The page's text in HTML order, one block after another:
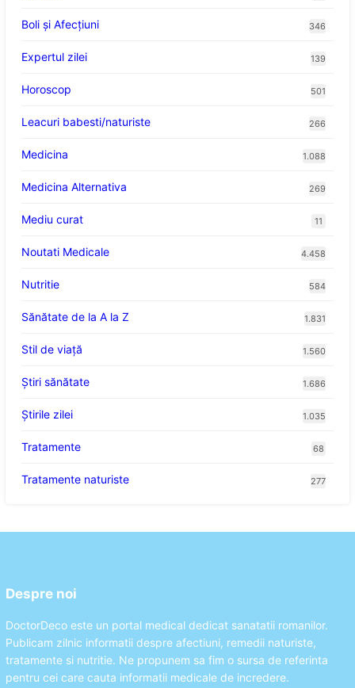
Boli și Afecțiuni 346
Expertul zilei 139
Horoscop 501
Leacuri babesti/naturiste 266
Medicina 1.088
Medicina Alternativa 269
Mediu curat 11
Noutati Medicale 4.458
Nutritie 584
Sănătate de la A la Z 1.831
Stil de viaţă 1.560
Ştiri sănătate 1.686
Știrile zilei 1.035
Tratamente 68
Tratamente naturiste 277
Despre noi
DoctorDeco este un portal medical dedicat sanatatii romanilor.
Publicam zilnic informatii despre afectiuni, remedii naturiste,
tratamente si nutritie. Ne propunem sa fim o sursa de referinta
pentru cei care cauta informatii medicale de incredere.